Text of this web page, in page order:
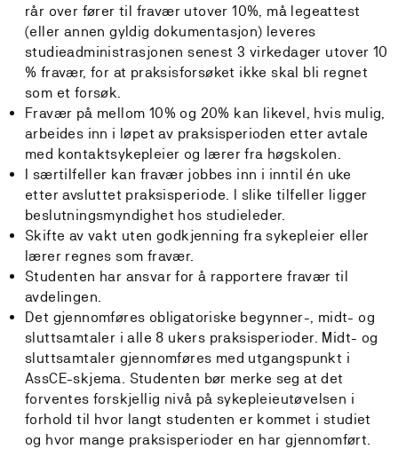
rår over fører til fravær utover 10%, må legeattest
(eller annen gyldig dokumentasjon) leveres
studieadministrasjonen senest 3 virkedager utover 10
% fravær, for at praksisforsøket ikke skal bli regnet
som et forsøk.
Fravær på mellom 10% og 20% kan likevel, hvis mulig,
arbeides inn i løpet av praksisperioden etter avtale
med kontaktsykepleier og lærer fra høgskolen.
I særtilfeller kan fravær jobbes inn i inntil én uke
etter avsluttet praksisperiode. I slike tilfeller ligger
beslutningsmyndighet hos studieleder.
Skifte av vakt uten godkjenning fra sykepleier eller
lærer regnes som fravær.
Studenten har ansvar for å rapportere fravær til
avdelingen.
Det gjennomføres obligatoriske begynner-, midt- og
sluttsamtaler i alle 8 ukers praksisperioder. Midt- og
sluttsamtaler gjennomføres med utgangspunkt i
AssCE-skjema. Studenten bør merke seg at det
forventes forskjellig nivå på sykepleieutøvelsen i
forhold til hvor langt studenten er kommet i studiet
og hvor mange praksisperioder en har gjennomført.